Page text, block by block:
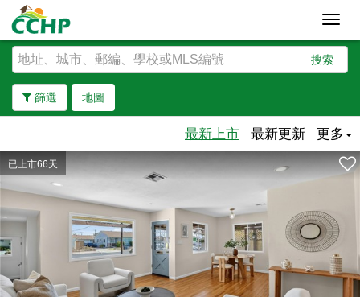
搜索
篩選 地圖
去除邊界
最新上市 最新更新 更多
已上市66天